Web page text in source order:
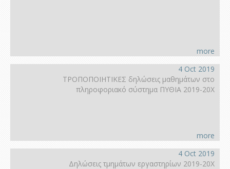
more
4 Oct 2019
ΤΡΟΠΟΠΟΙΗΤΙΚΕΣ δηλώσεις μαθημάτων στο
πληροφοριακό σύστημα ΠΥΘΙΑ 2019-20Χ
more
4 Oct 2019
Δηλώσεις τμημάτων εργαστηρίων 2019-20Χ